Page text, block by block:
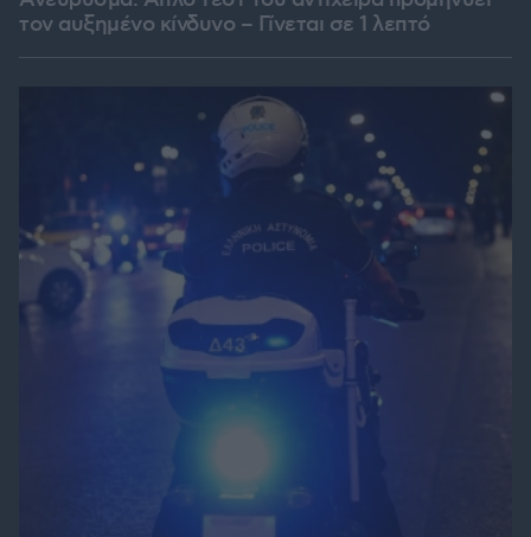
τον αυξημένο κίνδυνο – Γίνεται σε 1 λεπτό